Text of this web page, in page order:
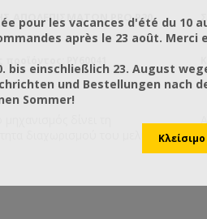
ΑΠΟΛΕΠΙΣΜΆΤΩΝ PRO P20
κερί χωρίς τη χρήση θέρμανσης.
pour les vacances d'été du 10
après le 23 août. Merci
bis einschließlich 23. August
und Bestellungen nach
Sommer!